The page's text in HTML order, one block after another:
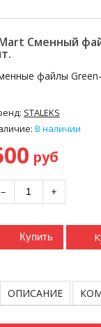
Сменный
файлы
STALEKS
В наличии
руб
− +
Купить
ОПИСАНИЕ